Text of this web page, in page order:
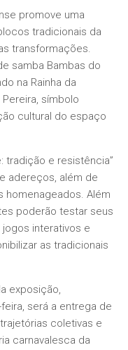
promove uma
tradicionais da
transformações.
samba Bambas do
na Rainha da
símbolo
cultural do espaço
tradição e resistência”
adereços, além de
homenageados. Além
poderão testar seus
interativos e
as tradicionais
exposição,
será a entrega de
coletivas e
carnavalesca da